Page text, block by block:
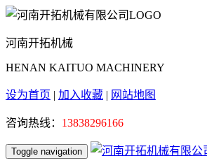
河南开拓机械
HENAN KAITUO MACHINERY
设为首页 | 加入收藏 | 网站地图
咨询热线： 13838296166
Toggle navigation